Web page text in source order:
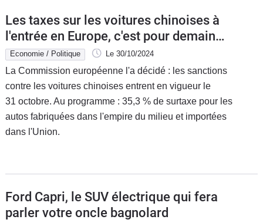
Les taxes sur les voitures chinoises à
l'entrée en Europe, c'est pour demain
matin
Economie / Politique Le 30/10/2024
La Commission européenne l'a décidé : les sanctions
contre les voitures chinoises entrent en vigueur le
31 octobre. Au programme : 35,3 % de surtaxe pour les
autos fabriquées dans l'empire du milieu et importées
dans l'Union.
Ford Capri, le SUV électrique qui fera
parler votre oncle bagnolard